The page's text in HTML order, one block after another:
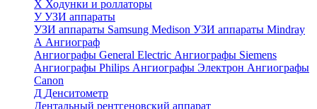
Х Ходунки и роллаторы
УУЗИ аппараты
УЗИ аппараты Samsung Medison УЗИ аппараты Mindray
А Ангиограф
Ангиографы General Electric Ангиографы Siemens
Ангиографы Philips Ангиографы Электрон Ангиографы
Canon
Д Денситометр
Дентальный рентгеновский аппарат